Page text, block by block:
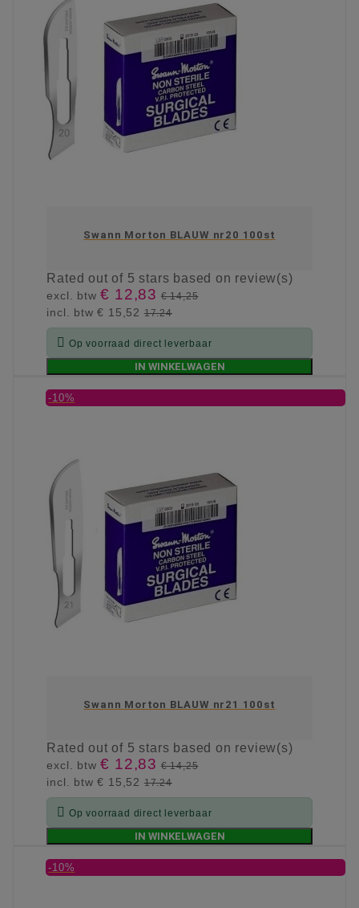
Swann Morton BLAUW nr20 100st
Ratedout of 5 stars based on review(s)
excl. btw€ 12,83 € 14,25
incl. btw€ 15,52 17.24
 Op voorraad direct leverbaar
IN WINKELWAGEN
-10%
Swann Morton BLAUW nr21 100st
Ratedout of 5 stars based on review(s)
excl. btw€ 12,83 € 14,25
incl. btw€ 15,52 17.24
 Op voorraad direct leverbaar
IN WINKELWAGEN
-10%